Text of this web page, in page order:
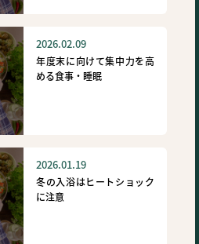
2026.02.09
年度末に向けて集中力を高
める食事・睡眠
2026.01.19
冬の入浴はヒートショック
に注意